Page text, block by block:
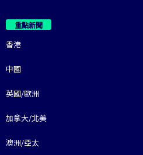
重點新聞
香港
中國
英國/歐洲
加拿大/北美
澳洲/亞太